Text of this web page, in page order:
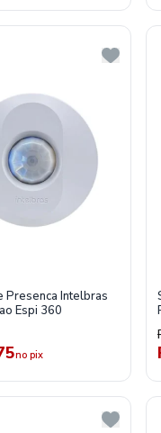
Presenca Intelbras
Espi 360
no pix